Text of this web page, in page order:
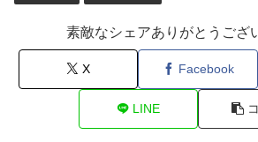
素敵なシェアありがとうござ
X Facebook
LINE